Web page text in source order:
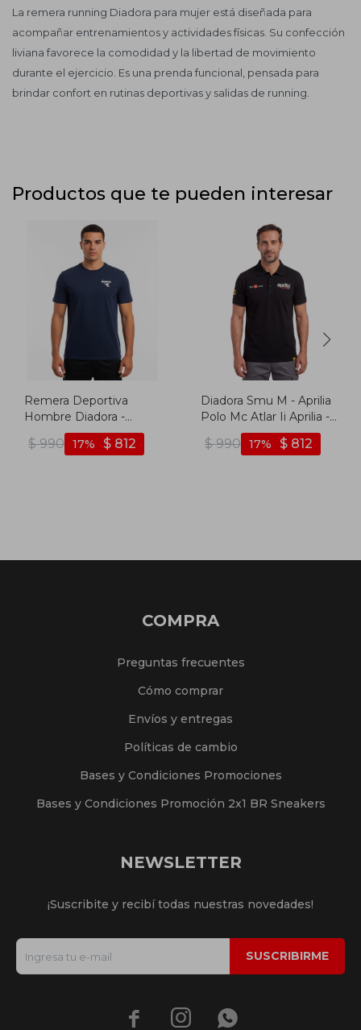
La remera running Diadora para mujer está diseñada para
acompañar entrenamientos y actividades físicas. Su confección
liviana favorece la comodidad y la libertad de movimiento
durante el ejercicio. Es una prenda funcional, pensada para
brindar confort en rutinas deportivas y salidas de running.
Productos que te pueden interesar
Remera Deportiva
Hombre Diadora -
$ 990 $ 812
17
Diadora Smu M - Aprilia
Polo Mc Atlar Ii Aprilia -
$ 990 $ 812
17
COMPRA
Preguntas frecuentes
Cómo comprar
Envíos y entregas
Políticas de cambio
Bases y Condiciones Promociones
Bases y Condiciones Promoción 2x1 BR Sneakers
NEWSLETTER
¡Suscribite y recibí todas nuestras novedades!
SUSCRIBIRME
  